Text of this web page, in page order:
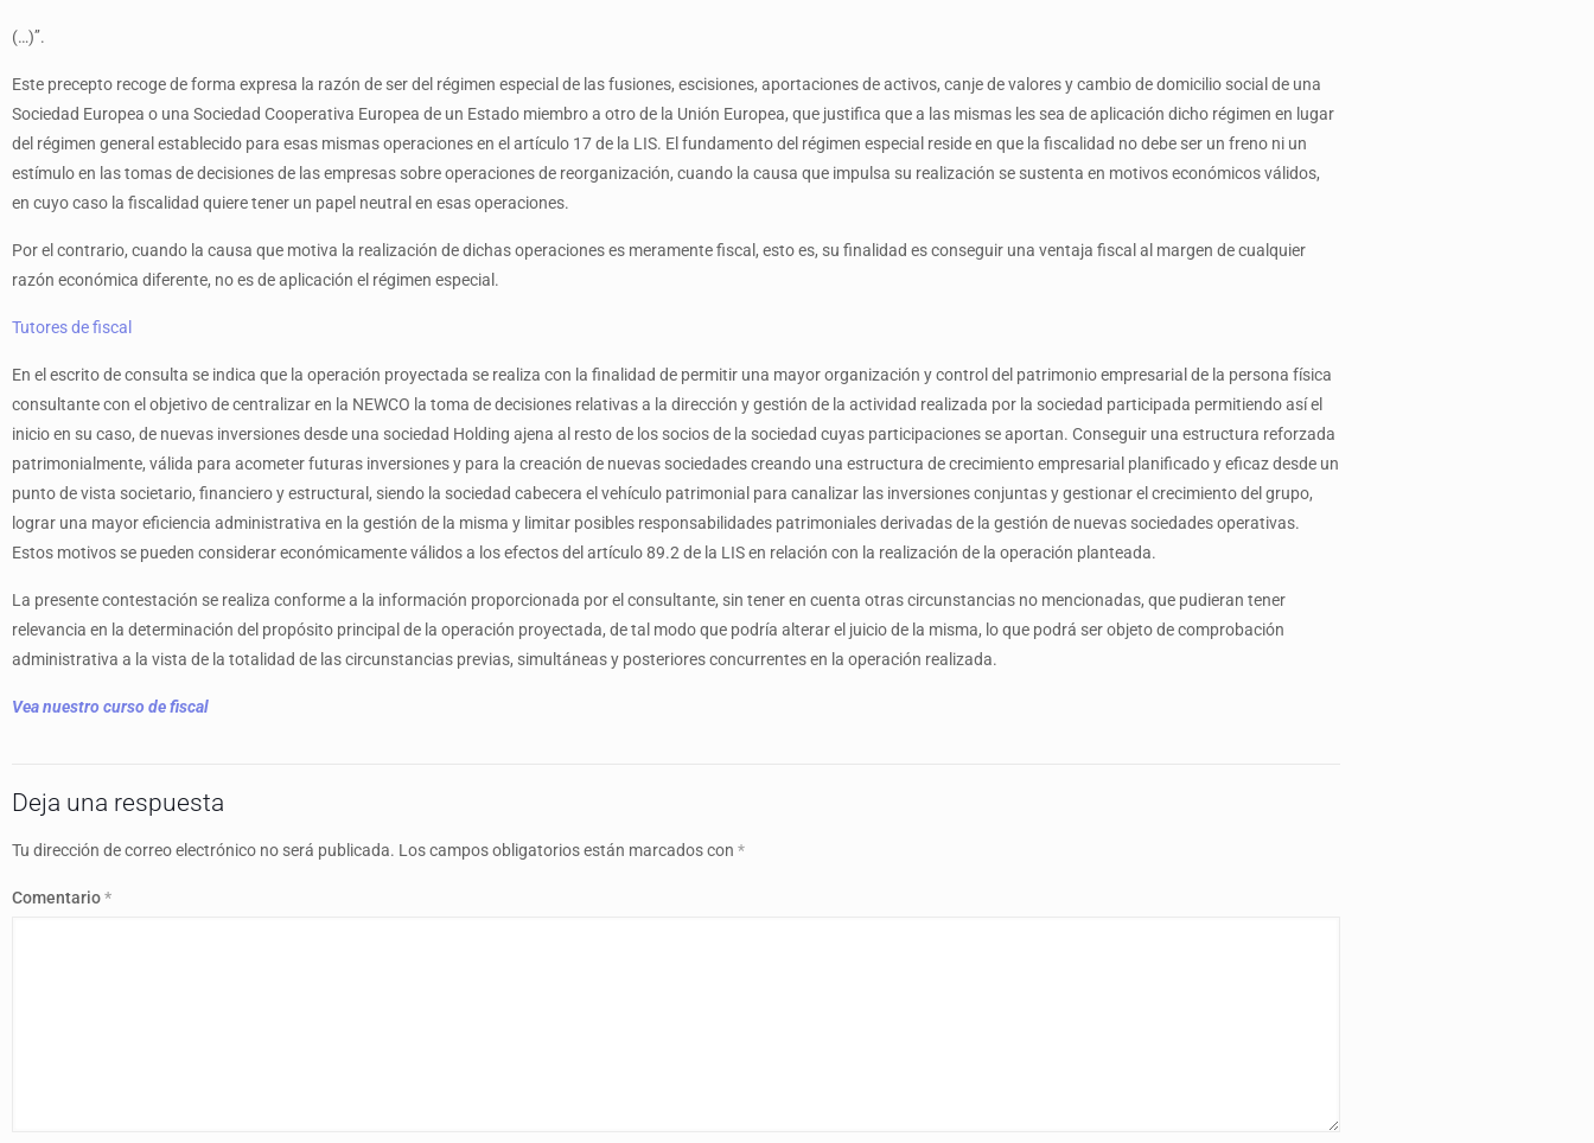
(…)’’.
Este precepto recoge de forma expresa la razón de ser del régimen especial de las fusiones, escisiones, aportaciones de activos, canje de valores y cambio de domicilio social de una
Sociedad Europea o una Sociedad Cooperativa Europea de un Estado miembro a otro de la Unión Europea, que justifica que a las mismas les sea de aplicación dicho régimen en lugar
del régimen general establecido para esas mismas operaciones en el artículo 17 de la LIS. El fundamento del régimen especial reside en que la fiscalidad no debe ser un freno ni un
estímulo en las tomas de decisiones de las empresas sobre operaciones de reorganización, cuando la causa que impulsa su realización se sustenta en motivos económicos válidos,
en cuyo caso la fiscalidad quiere tener un papel neutral en esas operaciones.
Por el contrario, cuando la causa que motiva la realización de dichas operaciones es meramente fiscal, esto es, su finalidad es conseguir una ventaja fiscal al margen de cualquier
razón económica diferente, no es de aplicación el régimen especial.
Tutores de fiscal
En el escrito de consulta se indica que la operación proyectada se realiza con la finalidad de permitir una mayor organización y control del patrimonio empresarial de la persona física
consultante con el objetivo de centralizar en la NEWCO la toma de decisiones relativas a la dirección y gestión de la actividad realizada por la sociedad participada permitiendo así el
inicio en su caso, de nuevas inversiones desde una sociedad Holding ajena al resto de los socios de la sociedad cuyas participaciones se aportan. Conseguir una estructura reforzada
patrimonialmente, válida para acometer futuras inversiones y para la creación de nuevas sociedades creando una estructura de crecimiento empresarial planificado y eficaz desde un
punto de vista societario, financiero y estructural, siendo la sociedad cabecera el vehículo patrimonial para canalizar las inversiones conjuntas y gestionar el crecimiento del grupo,
lograr una mayor eficiencia administrativa en la gestión de la misma y limitar posibles responsabilidades patrimoniales derivadas de la gestión de nuevas sociedades operativas.
Estos motivos se pueden considerar económicamente válidos a los efectos del artículo 89.2 de la LIS en relación con la realización de la operación planteada.
La presente contestación se realiza conforme a la información proporcionada por el consultante, sin tener en cuenta otras circunstancias no mencionadas, que pudieran tener
relevancia en la determinación del propósito principal de la operación proyectada, de tal modo que podría alterar el juicio de la misma, lo que podrá ser objeto de comprobación
administrativa a la vista de la totalidad de las circunstancias previas, simultáneas y posteriores concurrentes en la operación realizada.
Vea nuestro curso de fiscal
Deja una respuesta
Tu dirección de correo electrónico no será publicada. Los campos obligatorios están marcados con *
Comentario*